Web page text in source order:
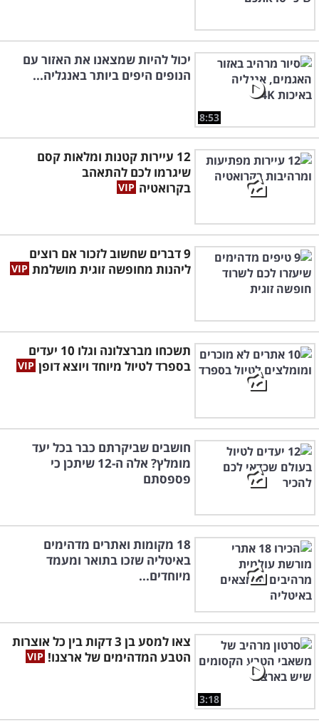
8:53
יכול להיות שמצאנו את האזור עם
הנופים היפים ביותר באנגליה...
12 עיירות קטנות ומלאות קסם
שיגרמו לכם להתאהב
בקרואטיה
9 דברים שחשוב לזכור אם רוצים
ליהנות מחופשה זוגית מושלמת
תשכחו מברצלונה וגלו 10 יעדים
בספרד לטיול מיוחד ויוצא דופן
חושבים שביקרתם כבר בכל יעד
מומלץ? אלה ה-12 שיתכן כי
פספסתם
18 מקומות ואתרים מדהימים
באיטליה שזכו בתואר ומעמד
מיוחדים...
3:18
צאו למסע בן 3 דקות בין כל אוצרות
הטבע המדהימים של ארצנו!